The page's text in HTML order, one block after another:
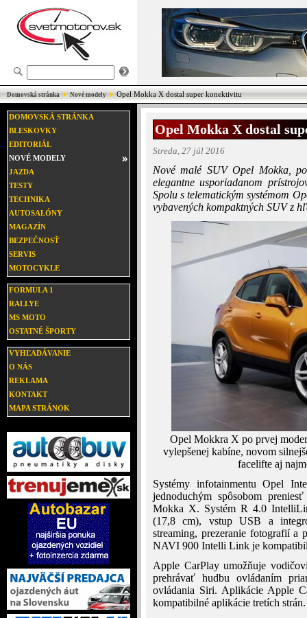
Domovská stránka Nové modely Opel Mokka X dostal super konektivitu
DOMOVSKÁ STRÁNKA
BLESKOVKY
EDITORIÁL
NOVÉ MODELY
JAZDA
TESTY
TECHNIKA
AUTOSALÓNY
MAGAZÍN
BEZPEČNOSŤ
SERVIS
MOTOCYKLE
FORMULA 1
RALLYE
MS MOTO
OSTATNÉ ŠPORTY
VYHĽADÁVANIE
O NÁS
REKLAMA
KONTAKT
MAPA STRÁNOK
Opel Mokka X dostal
Streda, 27 júl 2016
Nové malé SUV Opel Mokka,
elegantne usporiadanom
Spolu s telematickým systémom
vybavených kompaktných SUV z
Opel Mokkra X po prvej
vylepšenej kabíne, novom
facelifte aj
Systémy infotainmentu Opel
jednoduchým spôsobom
Mokka X. Systém R 4.0
(17,8 cm), vstup USB a
streaming, prezeranie fotografií a
NAVI 900 Intelli Link je
Apple CarPlay umožňuje
prehrávať hudbu ovládaním
ovládania Siri. Aplikácie Apple
kompatibilné aplikácie tretích strán.